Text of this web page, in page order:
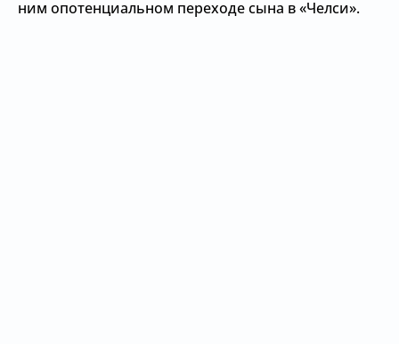
ним опотенциальном переходе сына в «Челси».